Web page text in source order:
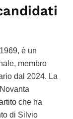
è un
membro
dal 2024. La
che ha
di Silvio